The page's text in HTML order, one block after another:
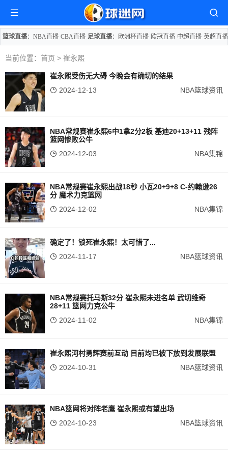
篮球直播： NBA直播 CBA直播 足球直播： 欧洲杯直播 欧冠直播 中超直播 英超直播
当前位置： 首页 > 崔永熙
崔永熙受伤无大碍 今晚会有确切的结果
2024-12-13
NBA篮球资讯
NBA常规赛崔永熙6中1拿2分2板 基迪20+13+11 残阵
篮网惨败公牛
2024-12-03
NBA集锦
NBA常规赛崔永熙出战18秒 小瓦20+9+8 C-约翰逊26
分 魔术力克篮网
2024-12-02
NBA集锦
确定了！锁死崔永熙！太可惜了...
2024-11-17
NBA篮球资讯
NBA常规赛托马斯32分 崔永熙未进名单 武切维奇
28+11 篮网力克公牛
2024-11-02
NBA集锦
崔永熙河村勇辉赛前互动 目前均已被下放到发展联盟
2024-10-31
NBA篮球资讯
NBA篮网将对阵老鹰 崔永熙或有望出场
2024-10-23
NBA篮球资讯